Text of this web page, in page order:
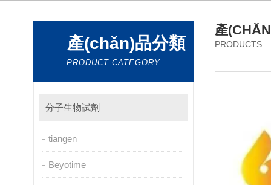
產(chǎn)品分類
PRODUCT CATEGORY
分子生物試劑
tiangen
Beyotime
產
PRODUCTS